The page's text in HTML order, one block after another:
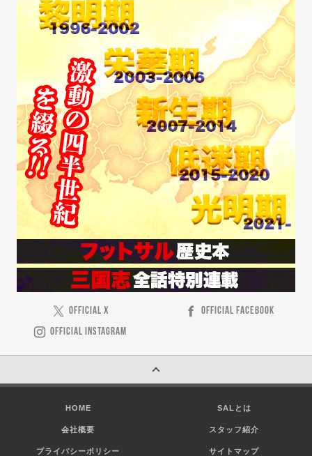
OFFICIAL X
OFFICIAL FACEBOOK
OFFICIAL INSTAGRAM
HOME SALとは
会社概要 スタッフ紹介
プライバシーポリシー サイトマップ